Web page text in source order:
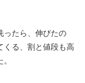
ったら、伸びたの
くる、割と値段も高